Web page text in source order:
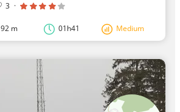
3 ·
92 m 01h41 Medium